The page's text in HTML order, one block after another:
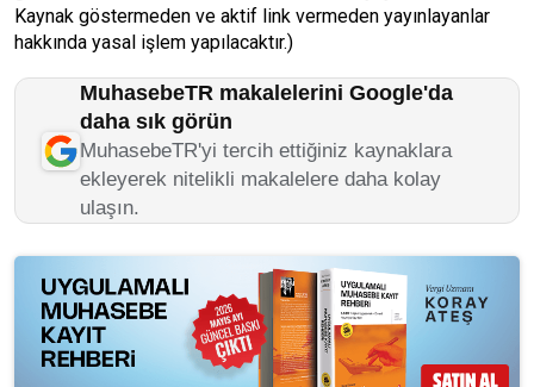
Kaynak göstermeden ve aktif link vermeden yayınlayanlar
hakkında yasal işlem yapılacaktır.)
MuhasebeTR makalelerini Google'da
daha sık görün
MuhasebeTR'yi tercih ettiğiniz kaynaklara
ekleyerek nitelikli makalelere daha kolay
ulaşın.